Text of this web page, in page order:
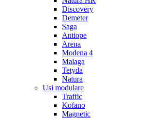
Discovery
Demeter
Saga
Antiope
Arena
Modena 4
Malaga
Tetyda
Natura
Usi modulare
Traffic
Kofano
Magnetic